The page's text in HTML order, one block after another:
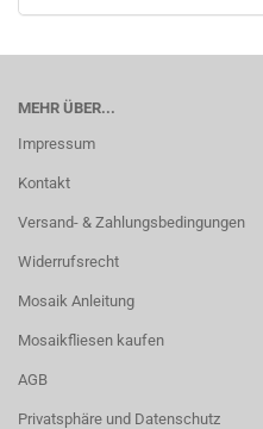
MEHR ÜBER...
Impressum
Kontakt
Versand- & Zahlungsbedingungen
Widerrufsrecht
Mosaik Anleitung
Mosaikfliesen kaufen
AGB
Privatsphäre und Datenschutz